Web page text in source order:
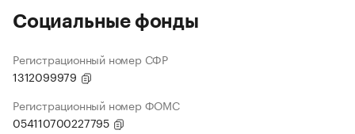
Социальные фонды
Регистрационный номер СФР
1312099979
Регистрационный номер ФОМС
054110700227795